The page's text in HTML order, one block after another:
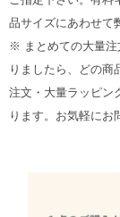
品サイズにあわせて
※ まとめての大量注
りましたら、どの商
注文・大量ラッピン
ります。お気軽にお